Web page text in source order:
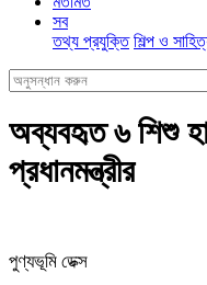
সব
তথ্য প্রযুক্তি শিল্প ও
অব্যবহৃত ৬ শিশু
প্রধানমন্ত্রীর
পুণ্যভূমি ডেক্স